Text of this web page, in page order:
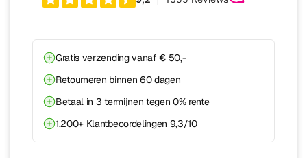
Gratis verzending vanaf € 50,-
Retourneren binnen 60 dagen
Betaal in 3 termijnen tegen 0% rente
1.200+ Klantbeoordelingen 9,3/10